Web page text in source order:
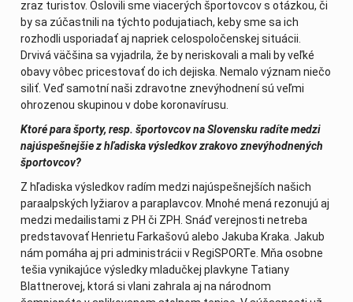
zraz turistov. Oslovili sme viacerých športovcov s otázkou, či
by sa zúčastnili na týchto podujatiach, keby sme sa ich
rozhodli usporiadať aj napriek celospoločenskej situácii.
Drvivá väčšina sa vyjadrila, že by neriskovali a mali by veľké
obavy vôbec pricestovať do ich dejiska. Nemalo význam niečo
siliť. Veď samotní naši zdravotne znevýhodnení sú veľmi
ohrozenou skupinou v dobe koronavírusu.
Ktoré para športy, resp. športovcov na Slovensku radíte medzi
najúspešnejšie z hľadiska výsledkov zrakovo znevýhodnených
športovcov?
Z hľadiska výsledkov radím medzi najúspešnejších našich
paraalpských lyžiarov a paraplavcov. Mnohé mená rezonujú aj
medzi medailistami z PH či ZPH. Snáď verejnosti netreba
predstavovať Henrietu Farkašovú alebo Jakuba Kraka. Jakub
nám pomáha aj pri administrácii v RegiSPORTe. Mňa osobne
tešia vynikajúce výsledky mladučkej plavkyne Tatiany
Blattnerovej, ktorá si vlani zahrala aj na národnom